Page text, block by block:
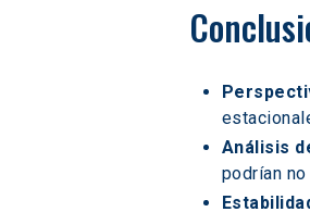
Análisis
podrían